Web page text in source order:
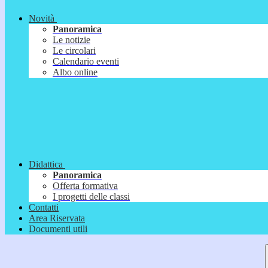
Novità
Panoramica
Le notizie
Le circolari
Calendario eventi
Albo online
Didattica
Panoramica
Offerta formativa
I progetti delle classi
Contatti
Area Riservata
Documenti utili